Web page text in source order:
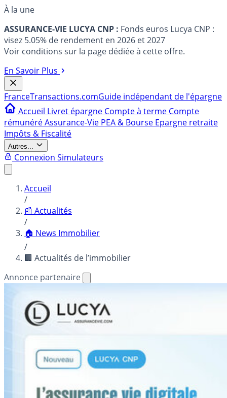
À la une
ASSURANCE-VIE LUCYA CNP : Fonds euros Lucya CNP :
visez 5.05% de rendement en 2026 et 2027
Voir conditions sur la page dédiée à cette offre.
En Savoir Plus
FranceTransactions.comGuide indépendant de l'épargne
Accueil Livret épargne Compte à terme Compte
rémunéréAssurance-Vie PEA & Bourse Epargne retraite
Impôts & Fiscalité
Autres...
Connexion Simulateurs
Accueil
/
📰 Actualités
/
🏠 News Immobilier
/
🏢 Actualités de l’immobilier
Annonce partenaire